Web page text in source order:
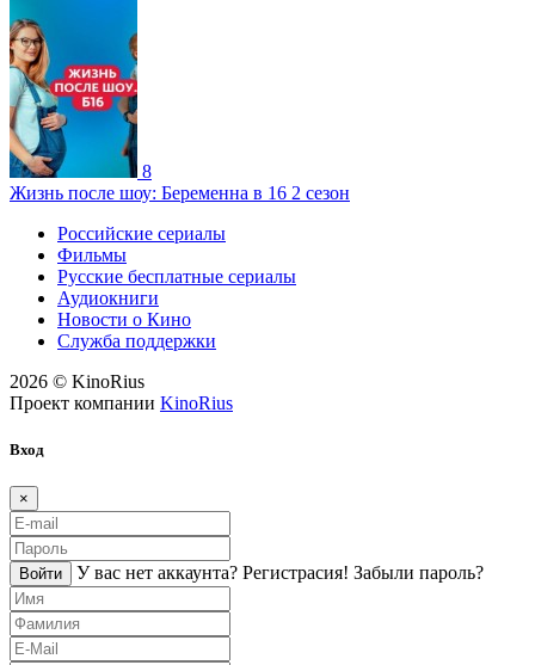
8
Жизнь после шоу: Беременна в 16 2 сезон
Российские сериалы
Фильмы
Русские бесплатные сериалы
Аудиокниги
Новости о Кино
Служба поддержки
2026 © KinoRius
Проект компании KinoRius
Вход
×
Войти У вас нет аккаунта? Регистраcия! Забыли пароль?